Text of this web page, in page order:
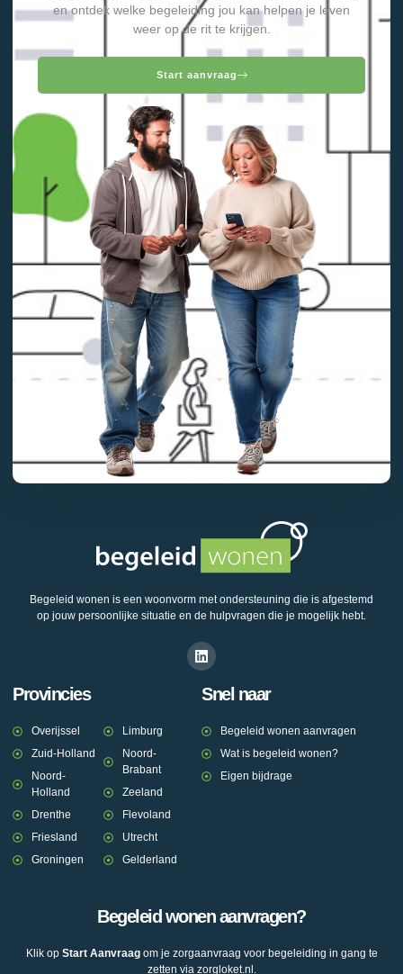
en ontdek welke begeleiding jou kan helpen je leven
weer op de rit te krijgen.
Start aanvraag
Begeleid wonen is een woonvorm met ondersteuning die is afgestemd
op jouw persoonlijke situatie en de hulpvragen die je mogelijk hebt.
Provincies
Overijssel
Zuid-Holland
Noord-
Holland
Drenthe
Friesland
Groningen
Limburg
Noord-
Brabant
Zeeland
Flevoland
Utrecht
Gelderland
Snel naar
Begeleid wonen aanvragen
Wat is begeleid wonen?
Eigen bijdrage
Begeleid wonen aanvragen?
Klik op Start Aanvraagom je zorgaanvraag voor begeleiding in gang te
zetten via zorgloket.nl.